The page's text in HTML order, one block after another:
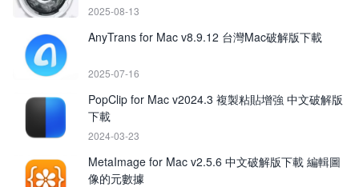
2025-08-13
AnyTrans for Mac v8.9.12 台灣Mac破解版下載
2025-07-16
PopClip for Mac v2024.3 複製粘貼增強 中文破解版
下載
2024-03-23
MetaImage for Mac v2.5.6 中文破解版下載 編輯圖
像的元數據